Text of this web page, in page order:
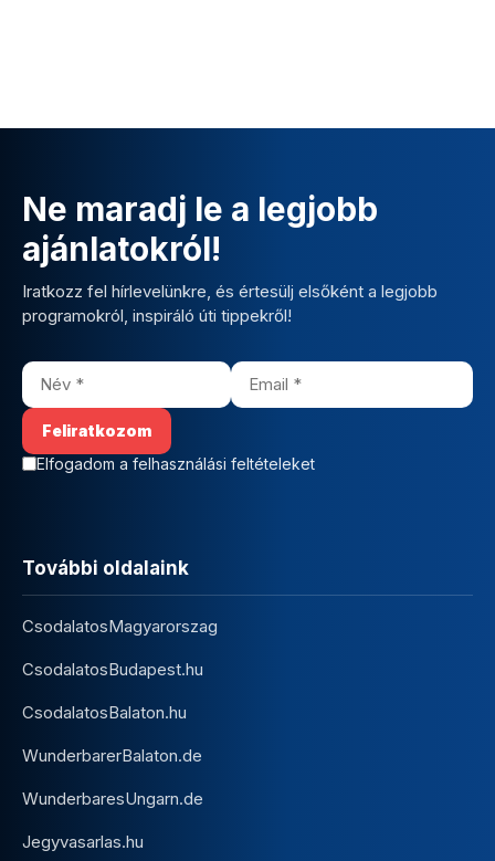
Ne maradj le a legjobb
ajánlatokról!
Iratkozz fel hírlevelünkre, és értesülj elsőként a legjobb
programokról, inspiráló úti tippekről!
Elfogadom a felhasználási feltételeket
További oldalaink
CsodalatosMagyarorszag
CsodalatosBudapest.hu
CsodalatosBalaton.hu
WunderbarerBalaton.de
WunderbaresUngarn.de
Jegyvasarlas.hu